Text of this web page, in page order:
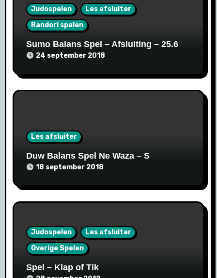
Judospelen
Les afsluiter
Randori spelen
Sumo Balans Spel – Afsluiting – 25.6
24 september 2018
Les afsluiter
Duw Balans Spel Ne Waza – S
18 september 2018
Judospelen
Les afsluiter
Overige Spelen
Spel – Klap of Tik